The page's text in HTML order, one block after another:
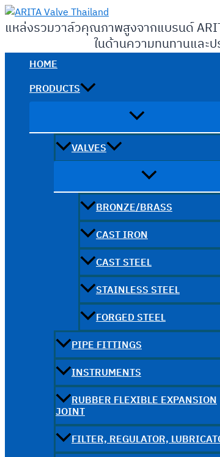
Skip
to
แหล่งรวมวาล์วคุณภาพสูงจากแบรนด์
ในด้านความทนทานและ
HOME
PRODUCTS
VALVES
BRONZE/BRASS
CAST IRON
CAST STEEL
STAINLESS STEEL
FORGED STEEL
PIPE FITTINGS
INSTRUMENTS
RUBBER FLEXIBLE EXPANSION
JOINT
FILTER, REGULATOR,